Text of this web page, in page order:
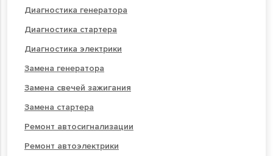
Диагностика генератора
Диагностика стартера
Диагностика электрики
Замена генератора
Замена свечей зажигания
Замена стартера
Ремонт автосигнализации
Ремонт автоэлектрики